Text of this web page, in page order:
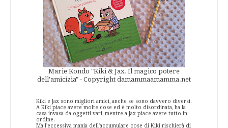
Marie Kondo "Kiki & Jax. Il magico potere
dell'amicizia" - Copyright damammaamamma.net
Kiki e Jax sono migliori amici, anche se sono davvero diversi.
A Kiki piace avere molte cose ed è molto disordinata, ha la
casa invasa da oggetti vari, mentre a Jax piace avere tutto in
ordine.
Ma l'eccessiva mania dell'accumulare cose di Kiki rischierà di